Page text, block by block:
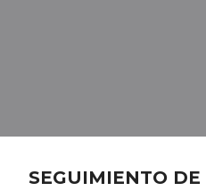
SEGUIMIENTO DE